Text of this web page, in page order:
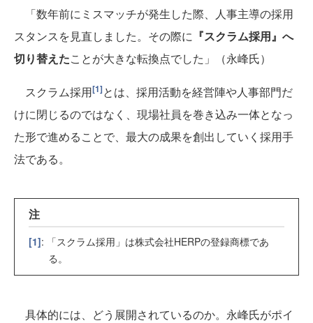
「数年前にミスマッチが発生した際、人事主導の採用
スタンスを見直しました。その際に 『スクラム採用』へ
切り替えたことが大きな転換点でした」（永峰氏）
スクラム採用[1]とは、採用活動を経営陣や人事部門だ
けに閉じるのではなく、現場社員を巻き込み一体となっ
た形で進めることで、最大の成果を創出していく採用手
法である。
注
[1]: 「スクラム採用」は株式会社HERPの登録商標であ
る。
具体的には、どう展開されているのか。永峰氏がポイ